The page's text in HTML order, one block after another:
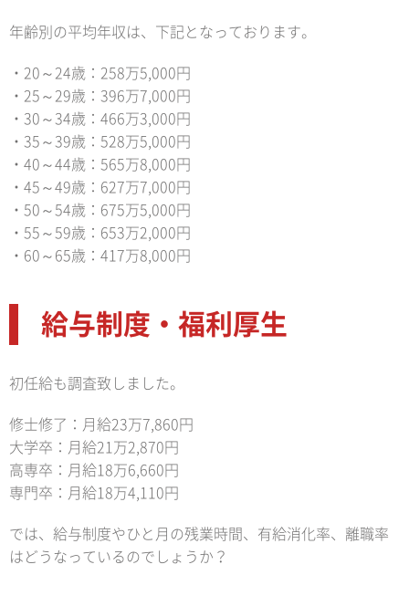
年齢別の平均年収は、下記となっております。
・20～24歳：258万5,000円
・25～29歳：396万7,000円
・30～34歳：466万3,000円
・35～39歳：528万5,000円
・40～44歳：565万8,000円
・45～49歳：627万7,000円
・50～54歳：675万5,000円
・55～59歳：653万2,000円
・60～65歳：417万8,000円
給与制度・福利厚生
初任給も調査致しました。
修士修了：月給23万7,860円
大学卒：月給21万2,870円
高専卒：月給18万6,660円
専門卒：月給18万4,110円
では、給与制度やひと月の残業時間、有給消化率、離職率
はどうなっているのでしょうか？